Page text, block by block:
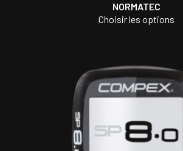
NORMATEC
Choisir les options